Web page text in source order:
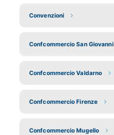
Convenzioni
Confcommercio San Giovanni
Confcommercio Valdarno
Confcommercio Firenze
Confcommercio Mugello